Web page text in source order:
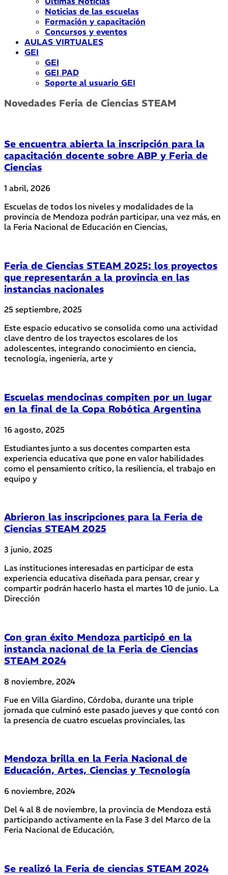
Noticias de las escuelas
Formación y capacitación
Concursos y eventos
AULAS VIRTUALES
GEI
GEI
GEI PAD
Soporte al usuario GEI
Novedades Feria de Ciencias STEAM
Se encuentra abierta la inscripción para la
capacitación docente sobre ABP y Feria de
Ciencias
1 abril, 2026
Escuelas de todos los niveles y modalidades de la
provincia de Mendoza podrán participar, una vez más, en
la Feria Nacional de Educación en Ciencias,
Feria de Ciencias STEAM 2025: los proyectos
que representarán a la provincia en las
instancias nacionales
25 septiembre, 2025
Este espacio educativo se consolida como una actividad
clave dentro de los trayectos escolares de los
adolescentes, integrando conocimiento en ciencia,
tecnología, ingeniería, arte y
Escuelas mendocinas compiten por un lugar
en la final de la Copa Robótica Argentina
16 agosto, 2025
Estudiantes junto a sus docentes comparten esta
experiencia educativa que pone en valor habilidades
como el pensamiento crítico, la resiliencia, el trabajo en
equipo y
Abrieron las inscripciones para la Feria de
Ciencias STEAM 2025
3 junio, 2025
Las instituciones interesadas en participar de esta
experiencia educativa diseñada para pensar, crear y
compartir podrán hacerlo hasta el martes 10 de junio. La
Dirección
Con gran éxito Mendoza participó en la
instancia nacional de la Feria de Ciencias
STEAM 2024
8 noviembre, 2024
Fue en Villa Giardino, Córdoba, durante una triple
jornada que culminó este pasado jueves y que contó con
la presencia de cuatro escuelas provinciales, las
Mendoza brilla en la Feria Nacional de
Educación, Artes, Ciencias y Tecnología
6 noviembre, 2024
Del 4 al 8 de noviembre, la provincia de Mendoza está
participando activamente en la Fase 3 del Marco de la
Feria Nacional de Educación,
Se realizó la Feria de ciencias STEAM 2024